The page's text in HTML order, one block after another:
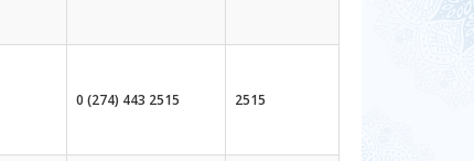
0 (274) 443 2515 2515